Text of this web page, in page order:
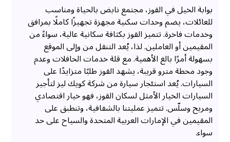
بوابة الخيل في القوز، مجتمع نابض بالحياة ومناسب
للعائلات، يضم وحدات سكنية مجهزة تجهيزًا كاملًا بمرافق
وخدمات فاخرة. تتميز القوز بكثافة سكانية عالية، سواءً من
المقيمين أو العاملين. لذا، يُعد التنقل من وإلى الموقع
بسهولة أمرًا بالغ الأهمية. مع قلة خدمات الحافلات وعدم
وجود محطة مترو قريبة، يشهد القوز طلبًا متزايدًا على
السيارات. يُعد استئجار سيارة من شركة كويك ليز لتأجير
السيارات الخيار الأمثل لسكان القوز، فهو خيار اقتصادي
ومريح وسلّس. تتميز عمليتنا بالشفافية، وتنطبق على
المقيمين في الإمارات العربية المتحدة والسياح على حد
سواء.